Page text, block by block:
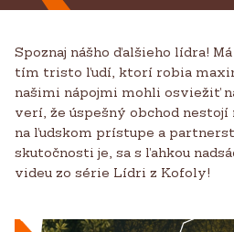
CZ SK
Spoznaj nášho ďalšieho lídra!
tím tristo ľudí, ktorí robia
našimi nápojmi mohli osviežiť
verí, že úspešný obchod nestojí
na ľudskom prístupe a
skutočnosti je, sa s ľahkou
videu zo série Lídri z Kofoly!